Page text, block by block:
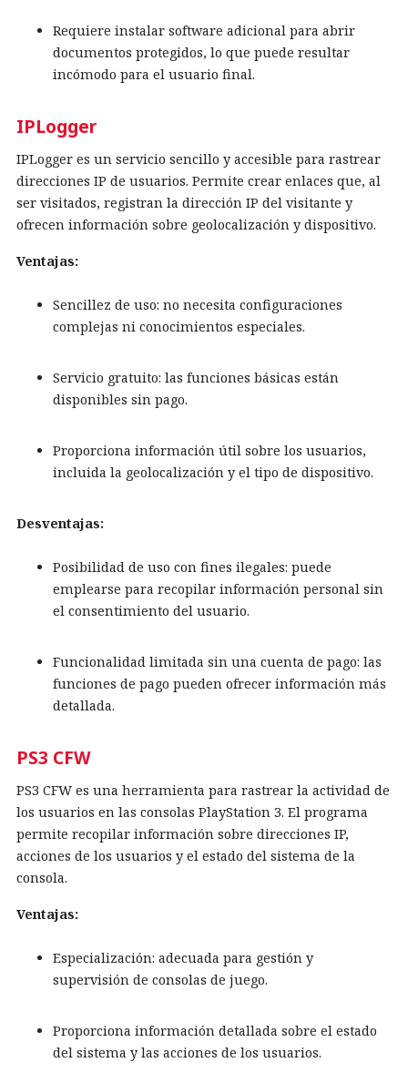
Requiere instalar software adicional para abrir
documentos protegidos, lo que puede resultar
incómodo para el usuario final.
IPLogger
IPLogger es un servicio sencillo y accesible para rastrear
direcciones IP de usuarios. Permite crear enlaces que, al
ser visitados, registran la dirección IP del visitante y
ofrecen información sobre geolocalización y dispositivo.
Ventajas:
Sencillez de uso: no necesita configuraciones
complejas ni conocimientos especiales.
Servicio gratuito: las funciones básicas están
disponibles sin pago.
Proporciona información útil sobre los usuarios,
incluida la geolocalización y el tipo de dispositivo.
Desventajas:
Posibilidad de uso con fines ilegales: puede
emplearse para recopilar información personal sin
el consentimiento del usuario.
Funcionalidad limitada sin una cuenta de pago: las
funciones de pago pueden ofrecer información más
detallada.
PS3 CFW
PS3 CFW es una herramienta para rastrear la actividad de
los usuarios en las consolas PlayStation 3. El programa
permite recopilar información sobre direcciones IP,
acciones de los usuarios y el estado del sistema de la
consola.
Ventajas:
Especialización: adecuada para gestión y
supervisión de consolas de juego.
Proporciona información detallada sobre el estado
del sistema y las acciones de los usuarios.